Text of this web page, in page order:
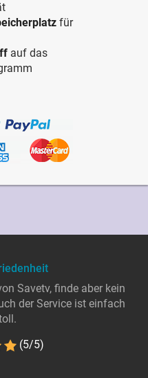
für
auf das
Savetv, finde aber kein
der Service ist einfach
(5/5)